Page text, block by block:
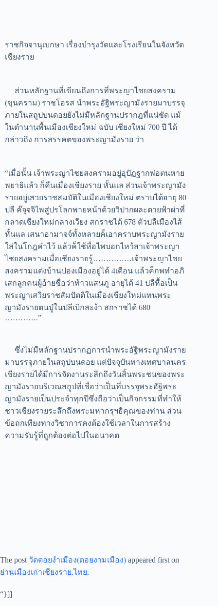
ราชกิจจานุเบกษา เรื่องบำรุงวัดและโรงเรียนในจังหวัด
เชียงราย
ส่วนหลักฐานที่เขียนถึงการที่พระญาไชยสงคราม
(ขุนคราม) ราชโอรส นำพระอัฐิพระญามังรายมาบรรจุ
ภายในสถูปบนดอยยังไม่มีหลักฐานปรากฎที่แน่ชัด แม้
ในตำนานพื้นเมืองเชียงใหม่ ฉบับ เชียงใหม่ 700 ปี ได้
กล่าวถึง การสรรคตของพระญามังราย ว่า
“เมื่อนั้น เจ้าพระญาไชยสงครามอยู่อุปัฏฐากพ่อตนหาย
พยาธิแล้ว ก็คืนเมืองเชียงราย หั้นแล ส่วนเจ้าพระญามัง
รายอยู่เสวยราชสมบัติในเมืองเชียงใหม่ ตราบได้อายุ 80
ปลี ค๊จุจจิไพสู่ปรโลกพายหน้าด้วยวิปากผละตายฟ้าผ่าที่
กลาดเชียงใหม่กลางเวียง สกราชได้ 678 ตัวปลีเมืองไส้
หั้นแล เสนาอามาจจ์ทั้งหลายค็เอาคราบพระญามังราย
ใส่ในโกฎคำไว้ แล้วค็ใช้หื่อไพบอกไหว้สาเจ้าพระญา
ไชยสงครามเมื่อเชียงรายรู้……………เจ้าพระญาไชย
สงครามแต่งบ้านปองเมืองอยู่ได้ 4เดือน แล้วค็กพทำอภิ
เสกลูกคนผู้อ้ายชื่อว่าท้าวแสนภู อายุได้ 41 ปลีหื้อเป็น
พระญาเสวิยราชสัมปัตติในเมืองเชียงใหม่แทนพระ
ญามังรายตนปู่ในปลีเบิกสะง้า สกราชได้ 680
………….”
ซึ่งไม่มีหลักฐานปรากฏการนำพระอัฐิพระญามังราย
มาบรรจุภายในสถูปบนดอย แต่ปัจจุบันทางเทศบาลนคร
เชียงรายได้มีการจัดงานระลึกถึงวันสิ้นพระชนของพระ
ญามังรายบริเวณสถูปที่เชื่อว่าเป็นที่บรรจุพระอัฐิพระ
ญามังรายเป็นประจำทุกปีซึ่งถือว่าเป็นกิจกรรมที่ทำให้
ชาวเชียงรายระลึกถึงพระมหากรุฯธิคุณของท่าน ส่วน
ข้อถกเทียงทางวิชาการคงต้องใช้เวลาในการสร้าง
ความรับรู้ที่ถูกต้องต่อไปในอนาคต
The post วัดดอยงำเมือง(ดอยงามเมือง) appeared first on
ย่านเมืองเก่าเชียงราย.ไทย.
“}]] ​